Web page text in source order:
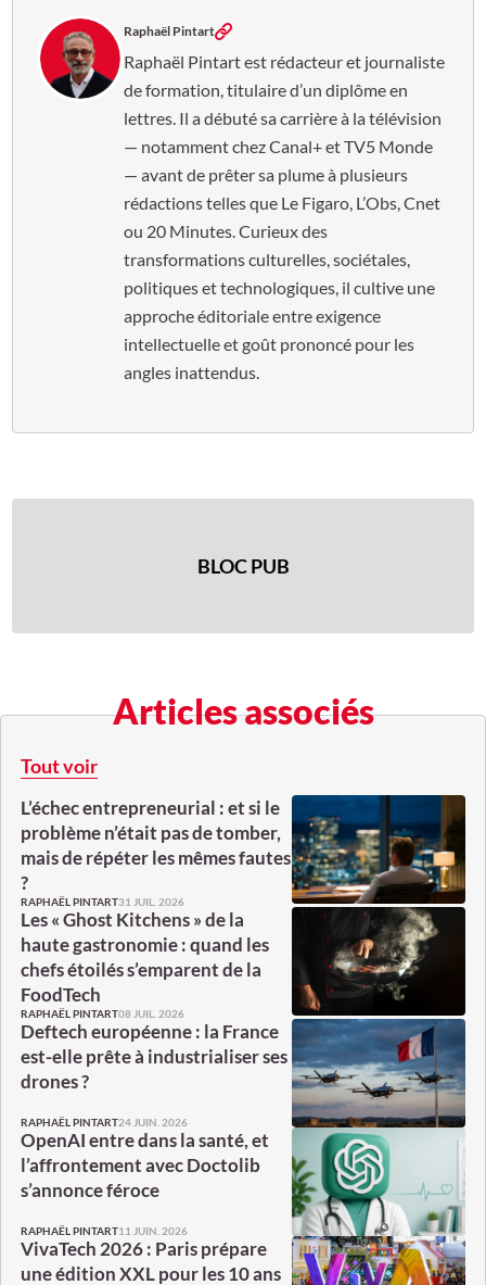
Raphaël Pintart
Raphaël Pintart est rédacteur et journaliste
de formation, titulaire d’un diplôme en
lettres. Il a débuté sa carrière à la télévision
— notamment chez Canal+ et TV5 Monde
— avant de prêter sa plume à plusieurs
rédactions telles que Le Figaro, L’Obs, Cnet
ou 20 Minutes. Curieux des
transformations culturelles, sociétales,
politiques et technologiques, il cultive une
approche éditoriale entre exigence
intellectuelle et goût prononcé pour les
angles inattendus.
BLOC PUB
Articles associés
Tout voir
L’échec entrepreneurial : et si le
problème n’était pas de tomber,
mais de répéter les mêmes fautes
?
RAPHAËL PINTART31 JUIL. 2026
Les « Ghost Kitchens » de la
haute gastronomie : quand les
chefs étoilés s’emparent de la
FoodTech
RAPHAËL PINTART08 JUIL. 2026
Deftech européenne : la France
est-elle prête à industrialiser ses
drones ?
RAPHAËL PINTART24 JUIN. 2026
OpenAI entre dans la santé, et
l’affrontement avec Doctolib
s’annonce féroce
RAPHAËL PINTART11 JUIN. 2026
VivaTech 2026 : Paris prépare
une édition XXL pour les 10 ans